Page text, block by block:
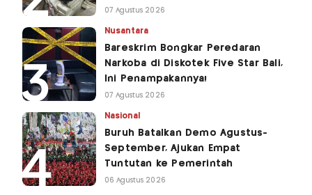
07 Agustus 2026
Nusantara
Bareskrim Bongkar Peredaran
Narkoba di Diskotek Five Star Bali,
Ini Penampakannya!
07 Agustus 2026
Nasional
Buruh Batalkan Demo Agustus-
September, Ajukan Empat
Tuntutan ke Pemerintah
06 Agustus 2026